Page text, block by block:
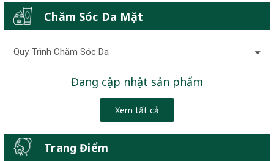
Chăm Sóc Da Mặt
Quy Trình Chăm Sóc Da
Đang cập nhật sản phẩm
Xem tất cả
Trang Điểm